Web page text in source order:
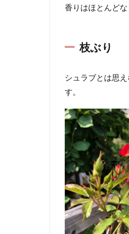
香りはほとんど
枝ぶり
シュラブとは思
す。